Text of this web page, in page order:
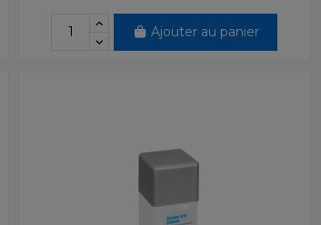
Ajouter au panier